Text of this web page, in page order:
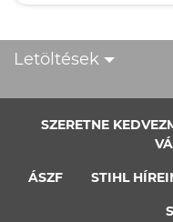
Letöltések
SZERETNE
ÁSZF STIHL